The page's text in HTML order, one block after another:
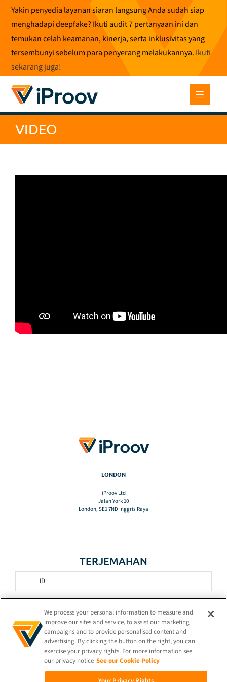
Loncat
konten
Yakin penyedia layanan siaran langsung Anda sudah siap
menghadapi deepfake? Ikuti audit 7 pertanyaan ini dan
temukan celah keamanan, kinerja, serta inklusivitas yang
tersembunyi sebelum para penyerang melakukannya. Ikuti
sekarang juga!
VIDEO
LONDON
iProov Ltd
Jalan York 10
London, SE1 7ND Inggris Raya
TERJEMAHAN
ID
TETAP TERHUBUNG!
© 2026 iProov |Kebijakan Privasi
We process your personal information to measure and
improve our sites and service, to assist our marketing
campaigns and to provide personalised content and
advertising. By clicking the button on the right, you can
exercise your privacy rights. For more information see
our privacy notice See our Cookie Policy